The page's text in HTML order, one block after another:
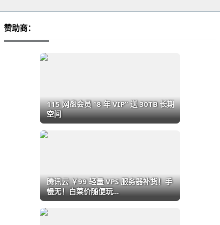
赞助商：
115 网盘会员 “8 年 VIP” 送 30TB 长期
空间
腾讯云 ￥99 轻量 VPS 服务器补货！手
慢无！白菜价随便玩...